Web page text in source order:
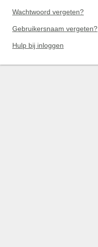
Wachtwoord vergeten?
Gebruikersnaam vergeten?
Hulp bij inloggen